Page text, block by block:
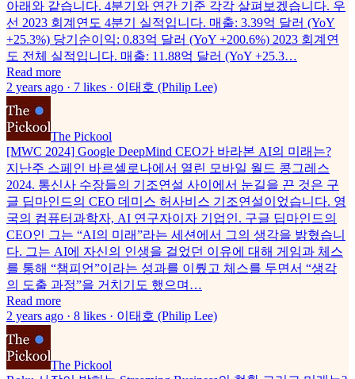
아래와 같습니다. 4분기와 연간 기준 각각 살펴보겠습니다. 우
선 2023 회계연도 4분기 실적입니다. 매출: 3.39억 달러 (YoY
+25.3%) 당기순이익: 0.83억 달러 (YoY +200.6%) 2023 회계연
도 전체 실적입니다. 매출: 11.88억 달러 (YoY +25.3…
Read more
2 years ago · 7 likes · 이태호 (Philip Lee)
The Pickool
[MWC 2024] Google DeepMind CEO가 바라본 AI의 미래는?
지난주 스페인 바르셀로나에서 열린 모바일 월드 콩그레스
2024. 통신사 수장들의 기조연설 사이에서 눈길을 끈 것은 구
글 딥마인드의 CEO 데미스 허사비스 기조연설이었습니다. 영
국의 컴퓨터과학자, AI 연구자이자 기업인. 구글 딥마인드의
CEO인 그는 “AI의 미래”라는 세션에서 그의 생각을 밝혔습니
다. 그는 AI에 자신의 인생을 걸었던 이유에 대해 게임과 체스
를 통해 “챔피언”이라는 성과를 이뤘고 체스를 두면서 “생각
의 도출 과정”을 거치기도 했으며…
Read more
2 years ago · 8 likes · 이태호 (Philip Lee)
The Pickool